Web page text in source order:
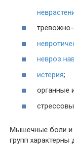
невроз
истерия;
органные
Мышечные боли и
групп характерны